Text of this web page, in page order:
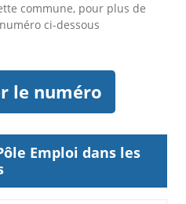
commune, pour plus de
ci-dessous
le numéro
Emploi dans les